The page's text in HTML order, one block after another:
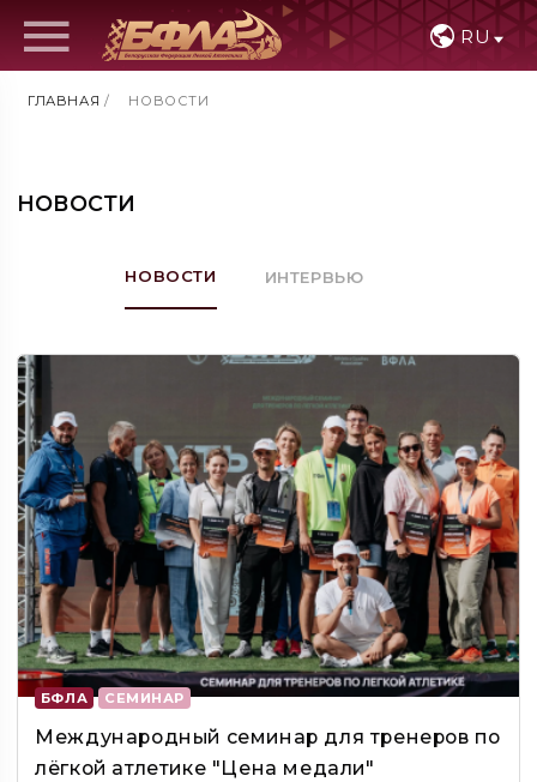
RU
ГЛАВНАЯ / НОВОСТИ
НОВОСТИ
НОВОСТИ ИНТЕРВЬЮ
БФЛА СЕМИНАР
Международный семинар для тренеров по
лёгкой атлетике "Цена медали"